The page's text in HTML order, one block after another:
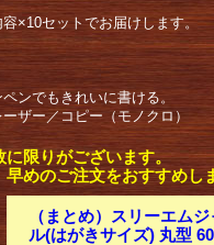
×10セットでお届けします。
ンでもきれいに書ける。
ザー／コピー（モノクロ）
に限りがございます。
めのご注文をおすすめし
（まとめ）スリーエム
ル(はがきサイズ) 丸型